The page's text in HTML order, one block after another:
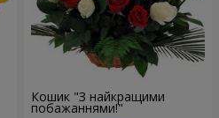
Кошик "З найкращими
побажаннями!"